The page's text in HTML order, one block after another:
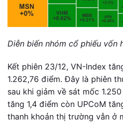
Diễn biến nhóm cổ phiếu vốn
Kết phiên 23/12, VN-Index
1.262,76 điểm. Đây là phiên
sau khi giảm về sát mốc
tăng 1,4 điểm còn UPCoM
thanh khoản thị trường vẫn ở